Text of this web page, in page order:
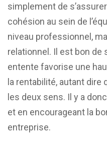
simplement de
cohésion au sein de
niveau professionnel,
relationnel. Il est bon de
entente favorise une
la rentabilité, autant dire
les deux sens. Il y a
et en encourageant la
entreprise.